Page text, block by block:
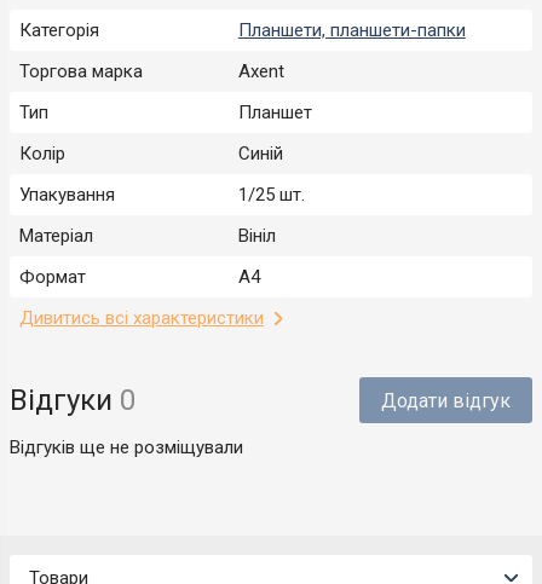
Категорія
Планшети, планшети-папки
Торгова марка
Axent
Тип
Планшет
Колір
Синій
Упакування
1/25 шт.
Матеріал
Вініл
Формат
А4
Дивитись всі характеристики
Відгуки 0 Додати відгук
Відгуків ще не розміщували
Товари